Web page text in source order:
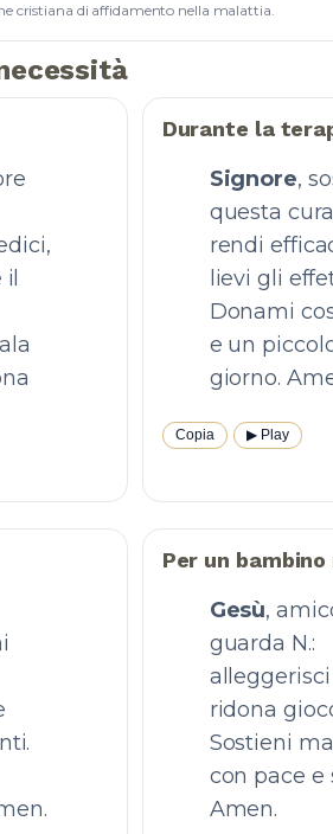
cristiana di affidamento nella malattia.
Durante la
Signore,
questa
rendi
lievi gli
Donami
e un
giorno.
Copia ▶︎ Play
Per un
Gesù,
guarda N.:
ridona
Sostieni
con pace e
Amen.